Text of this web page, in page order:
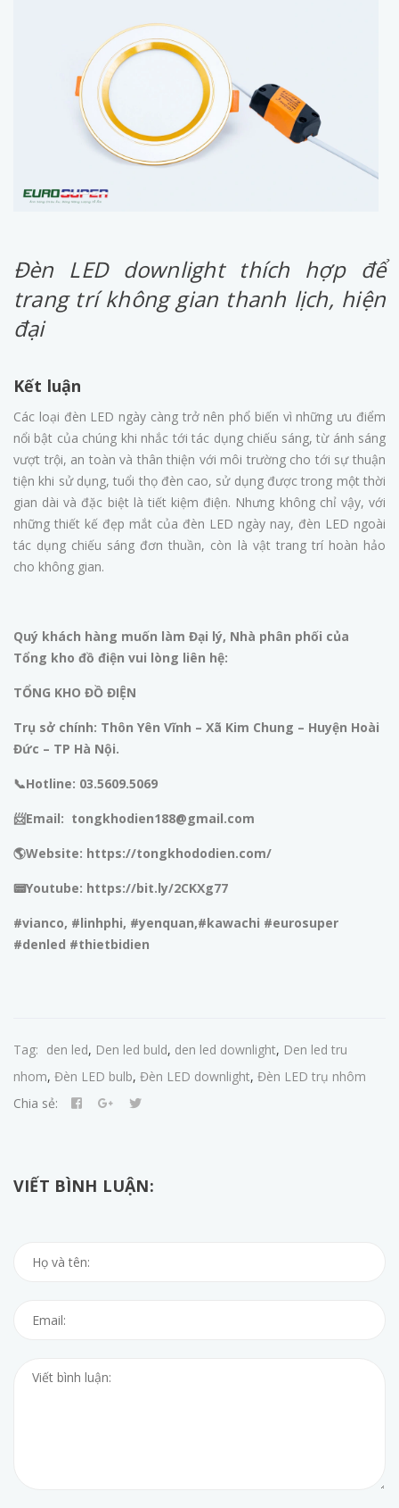
Đèn LED downlight thích hợp để
trang trí không gian thanh lịch, hiện
đại
Kết luận
Các loại đèn LED ngày càng trở nên phổ biến vì những ưu điểm
nổi bật của chúng khi nhắc tới tác dụng chiếu sáng, từ ánh sáng
vượt trội, an toàn và thân thiện với môi trường cho tới sự thuận
tiện khi sử dụng, tuổi thọ đèn cao, sử dụng được trong một thời
gian dài và đặc biệt là tiết kiệm điện. Nhưng không chỉ vậy, với
những thiết kế đẹp mắt của đèn LED ngày nay, đèn LED ngoài
tác dụng chiếu sáng đơn thuần, còn là vật trang trí hoàn hảo
cho không gian.
Quý khách hàng muốn làm Đại lý, Nhà phân phối của
Tổng kho đồ điện vui lòng liên hệ:
TỔNG KHO ĐỒ ĐIỆN
Trụ sở chính: Thôn Yên Vĩnh – Xã Kim Chung – Huyện Hoài
Đức – TP Hà Nội.
📞Hotline: 03.5609.5069
📨Email: tongkhodien188@gmail.com
🌎Website: https://tongkhododien.com/
📟Youtube: https://bit.ly/2CKXg77
#vianco, #linhphi, #yenquan,#kawachi #eurosuper
#denled #thietbidien
Tag: den led, Den led buld, den led downlight, Den led tru
nhom, Đèn LED bulb, Đèn LED downlight, Đèn LED trụ nhôm
Chia sẻ:
VIẾT BÌNH LUẬN: